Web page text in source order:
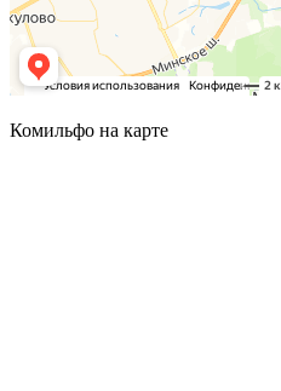
Комильфо на карте